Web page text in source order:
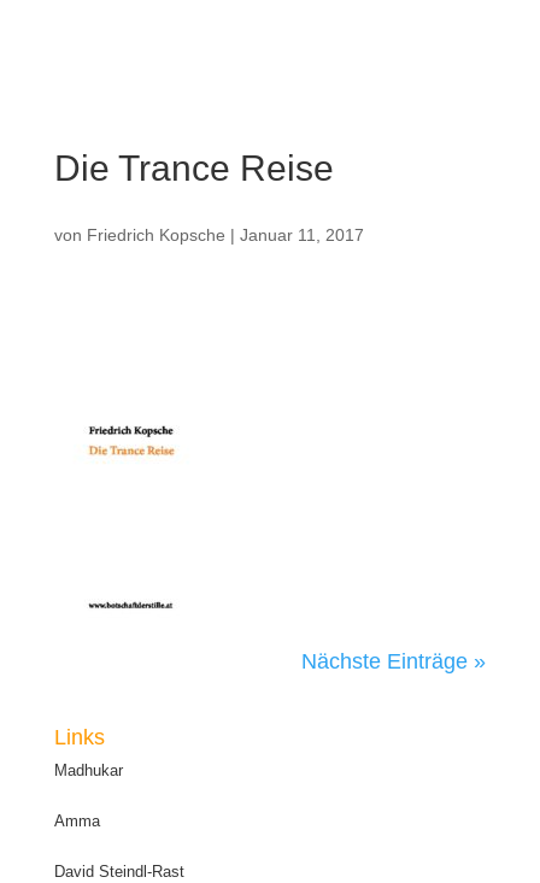
Die Trance Reise
von Friedrich Kopsche | Januar 11, 2017
Nächste Einträge »
Links
Madhukar
Amma
David Steindl-Rast